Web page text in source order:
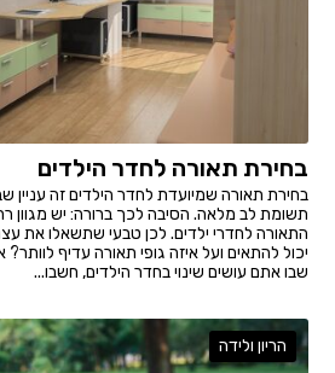
בחירת תאורה לחדר הילדים
בחירת תאורה שמיועדת לחדר הילדים זה עניין
תשומת לב מלאה. הסיבה לכך ברורה: יש מגוון
התאורה לחדרי ילדים. לכן טבעי שתשאלו את
יכול להתאים ועל איזה גופי תאורה עדיף
שבו אתם עושים שינוי בחדר הילדים, חשבו...
הריון ולידה